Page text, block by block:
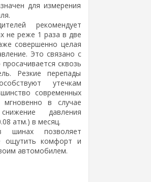
для измерения
рекомендует
не реже 1 раза в две
совершенно целая
Это связано с
сквозь
Резкие перепады
утечкам
современных
в случае
давления
атм.) в месяц.
шинах позволяет
ощутить комфорт и
автомобилем.